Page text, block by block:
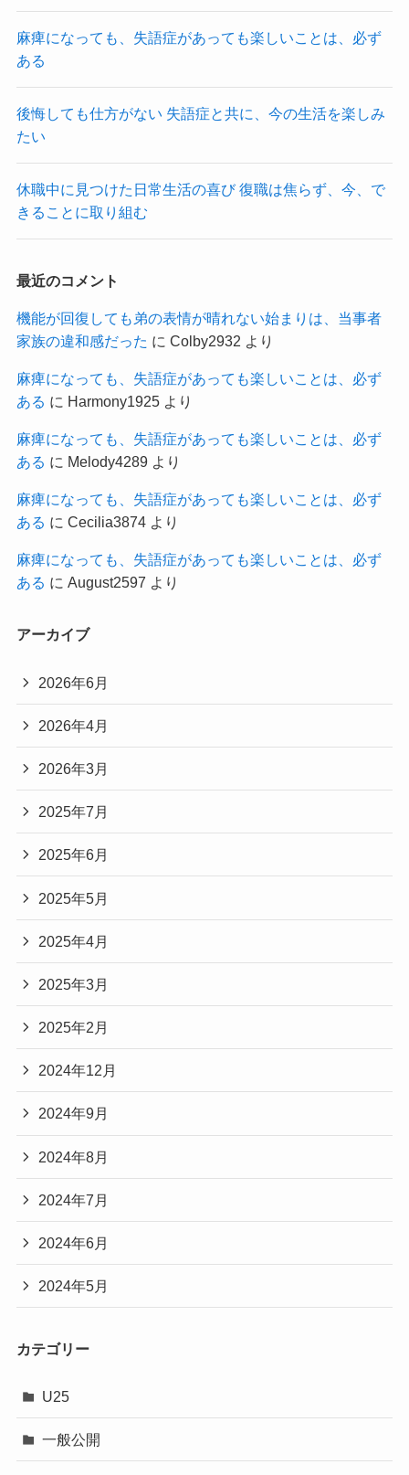
麻痺になっても、失語症があっても楽しいことは、必ず
ある
後悔しても仕方がない 失語症と共に、今の生活を楽しみ
たい
休職中に見つけた日常生活の喜び 復職は焦らず、今、で
きることに取り組む
最近のコメント
機能が回復しても弟の表情が晴れない始まりは、当事者
家族の違和感だった に Colby2932 より
麻痺になっても、失語症があっても楽しいことは、必ず
ある に Harmony1925より
麻痺になっても、失語症があっても楽しいことは、必ず
ある に Melody4289より
麻痺になっても、失語症があっても楽しいことは、必ず
ある に Cecilia3874より
麻痺になっても、失語症があっても楽しいことは、必ず
ある に August2597 より
アーカイブ
2026年6月
2026年4月
2026年3月
2025年7月
2025年6月
2025年5月
2025年4月
2025年3月
2025年2月
2024年12月
2024年9月
2024年8月
2024年7月
2024年6月
2024年5月
カテゴリー
U25
一般公開